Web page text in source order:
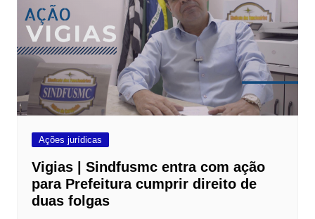
Ações jurídicas
Vigias | Sindfusmc entra com ação
para Prefeitura cumprir direito de
duas folgas